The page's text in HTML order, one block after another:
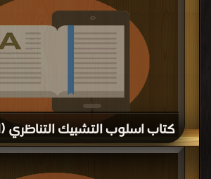
كتاب اسلوب التشبيك التناظري (E&M) PDF
قراءة و تحميل كتاب كتاب اسلوب التشبيك التناظري (E&M) PDF مجانا | مكتبة >
كتب في تحميل| التحميل : مرة/مرات